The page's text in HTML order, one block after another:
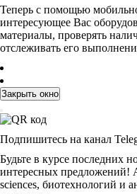
Теперь с помощью
интересующее Вас
материалы, проверять
отслеживать его
Закрыть окно
Подпишитесь на канал
Будьте в курсе последних
интересных предложений!
sciences, биотехнологий и